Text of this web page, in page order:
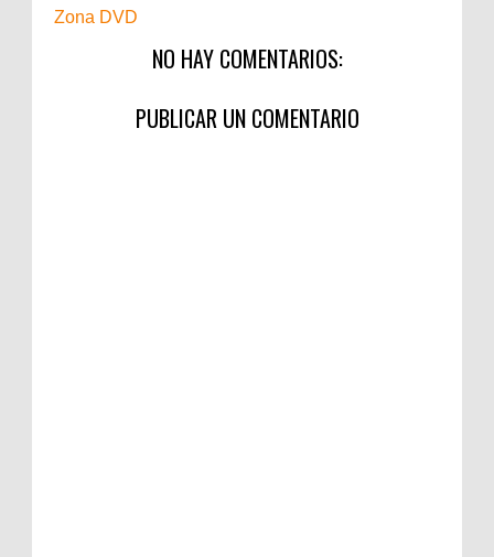
Zona DVD
NO HAY COMENTARIOS:
PUBLICAR UN COMENTARIO